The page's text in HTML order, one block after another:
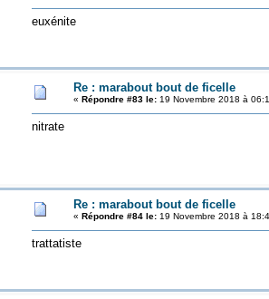
euxénite
Re : marabout bout de ficelle
« Répondre #83 le:19 Novembre 2018 à
nitrate
Re : marabout bout de ficelle
« Répondre #84 le:19 Novembre 2018 à
trattatiste